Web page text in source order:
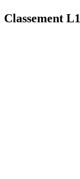
Classement L1